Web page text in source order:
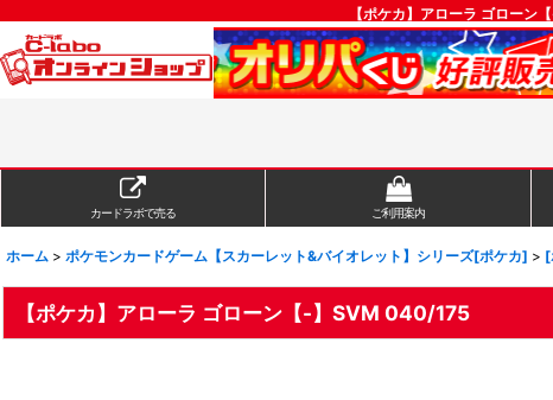
【ポケカ】アローラ ゴロー
カードラボで売る ご利用案内
ホーム > ポケモンカードゲーム【スカーレット&バイオレット】シリーズ[ポケカ] > [
【ポケカ】アローラ ゴローン【-】SVM 040/175